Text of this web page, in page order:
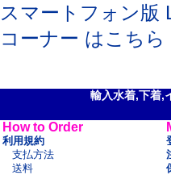
スマートフォン版
コーナー はこちら
輸入水着,下着,
How to Order
利用規約
支払方法
送料